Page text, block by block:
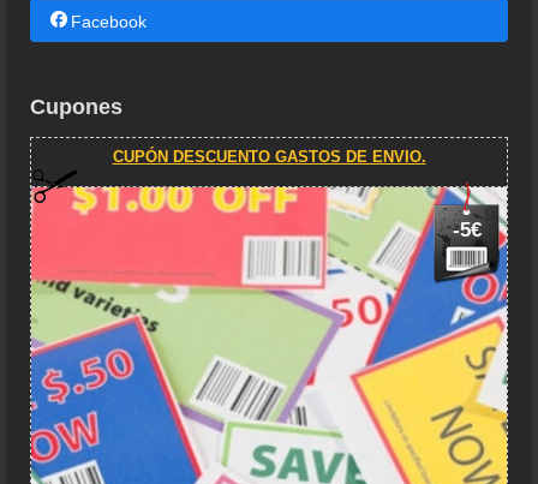
Facebook
Cupones
CUPÓN DESCUENTO GASTOS DE ENVIO.
-5€